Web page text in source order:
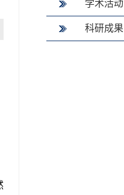
学术活动
科研成果